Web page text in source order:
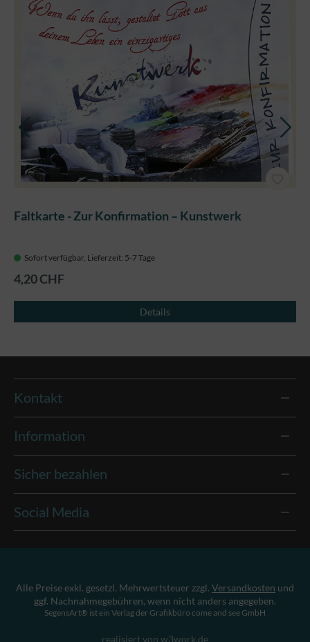
Faltkarte - Zur Konfirmation – Kunstwerk
Sofort verfügbar, Lieferzeit: 5-7 Tage
4,20 CHF
Details
Kontakt
Information
Sicher bezahlen
Social Media
Alle Preise exkl. gesetzl. Mehrwertsteuer zzgl. Versandkosten und
ggf. Nachnahmegebühren, wenn nicht anders angegeben.
SegensArt® ist ein Verlag der Grafikbüro come and see GmbH
realisiert von w3work.de